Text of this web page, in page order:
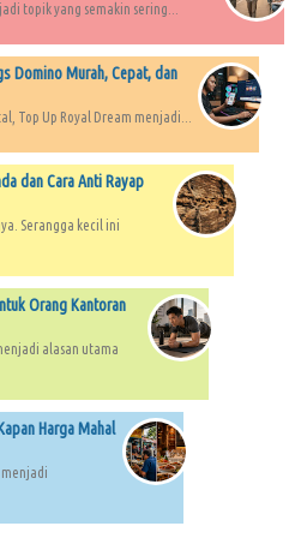
topik yang semakin sering...
Domino Murah, Cepat, dan
Top Up Royal Dream menjadi...
dan Cara Anti Rayap
Serangga kecil ini
Orang Kantoran
alasan utama
Harga Mahal
menjadi